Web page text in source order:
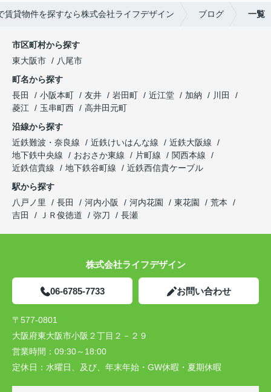
賃貸物件を探すなら株式会社ライフデザイン ブログ 一覧
市区町村から探す
東大阪市
八尾市
町名から探す
長田
小阪本町 友井 岩田町 近江堂 加納
川田
菱江
玉串町西
高井田元町
沿線から探す
近鉄難波・奈良線
近鉄けいはんな線
近鉄大阪線
地下鉄中央線
おおさか東線 片町線
関西本線
近鉄信貴線
地下鉄谷町線
近鉄西信貴ケーブル
駅から探す
八戸ノ里
長田 河内小阪 河内花園 東花園
荒本
吉田
ＪＲ俊徳道 弥刀 長瀬
株式会社ライフデザイン
06-6785-7733 お問い合わせ
〒577-0801
大阪府東大阪市小阪２丁目２－２９
営業時間： 09:30～18:00
定休日： 水曜日、及び、年末年始・GW休暇・夏期休暇